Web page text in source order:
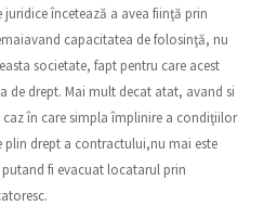
încetează a avea fiinţă prin
capacitatea de folosinţă, nu
societate, fapt pentru care acest
de drept. Mai mult decat atat, avand si
în care simpla împlinire a condiţiilor
plin drept a contractului,nu mai este
fi evacuat locatarul prin